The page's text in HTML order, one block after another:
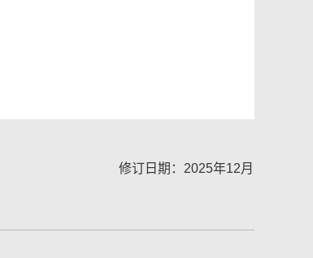
修订日期：2025年12月